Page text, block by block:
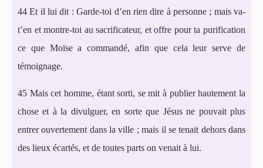
44 Et il lui dit : Garde-toi d’en rien dire à personne ; mais va-
t’en et montre-toi au sacrificateur, et offre pour ta purification
ce que Moïse a commandé, afin que cela leur serve de
témoignage.
45 Mais cet homme, étant sorti, se mit à publier hautement la
chose et à la divulguer, en sorte que Jésus ne pouvait plus
entrer ouvertement dans la ville ; mais il se tenait dehors dans
des lieux écartés, et de toutes parts on venait à lui.